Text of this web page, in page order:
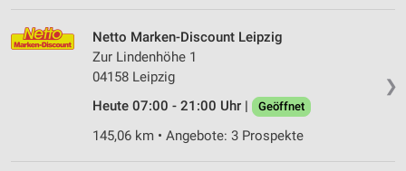
❯
Netto Marken-Discount Leipzig
Zur Lindenhöhe 1
04158 Leipzig
Heute 07:00 - 21:00 Uhr |
Geöffnet
145,06 km • Angebote: 3 Prospekte